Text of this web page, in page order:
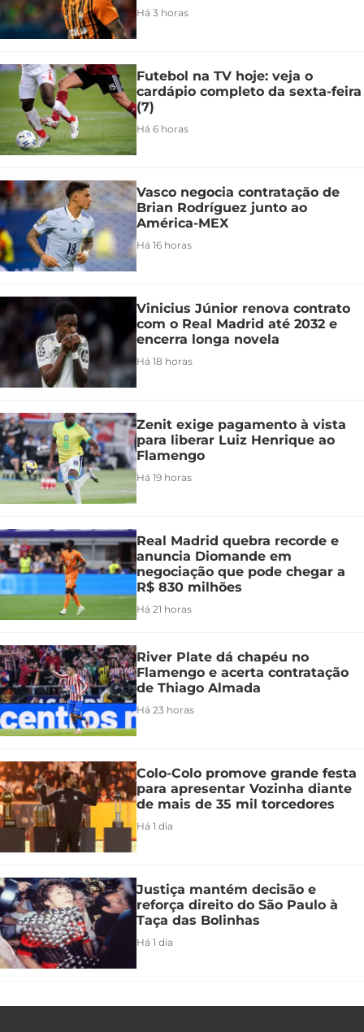
Há 3 horas
Futebol na TV hoje: veja o
cardápio completo da sexta-feira
(7)
Há 6 horas
Vasco negocia contratação de
Brian Rodríguez junto ao
América-MEX
Há 16 horas
Vinicius Júnior renova contrato
com o Real Madrid até 2032 e
encerra longa novela
Há 18 horas
Zenit exige pagamento à vista
para liberar Luiz Henrique ao
Flamengo
Há 19 horas
Real Madrid quebra recorde e
anuncia Diomande em
negociação que pode chegar a
R$ 830 milhões
Há 21 horas
River Plate dá chapéu no
Flamengo e acerta contratação
de Thiago Almada
Há 23 horas
Colo-Colo promove grande festa
para apresentar Vozinha diante
de mais de 35 mil torcedores
Há 1 dia
Justiça mantém decisão e
reforça direito do São Paulo à
Taça das Bolinhas
Há 1 dia